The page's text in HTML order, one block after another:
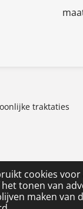
cookies voor
tonen van
maken van
traktaties